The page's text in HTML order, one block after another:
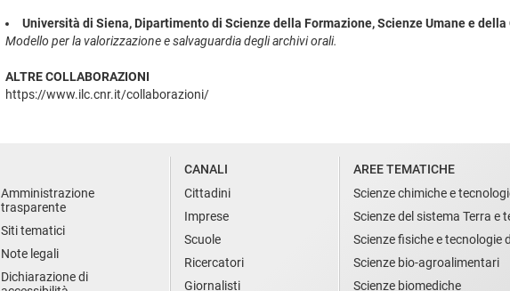
Università di Siena, Dipartimento di Scienze della Formazione, Scienze Umane e
Modello per la valorizzazione e salvaguardia degli archivi orali.
ALTRE COLLABORAZIONI
https://www.ilc.cnr.it/collaborazioni/
Amministrazione
trasparente
Siti tematici
Note legali
Dichiarazione di
CANALI
Cittadini
Imprese
Scuole
Ricercatori
Giornalisti
AREE TEMATICHE
Scienze chimiche e
Scienze del sistema Terra e
Scienze fisiche e tecnologie
Scienze bio-agroalimentari
Scienze biomediche